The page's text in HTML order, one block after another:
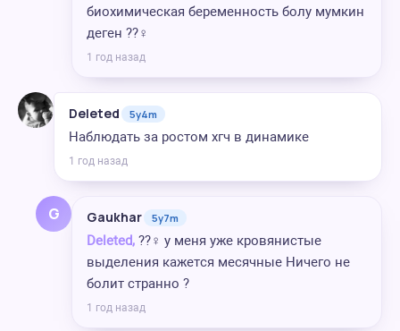
биохимическая беременность болу мумкин
деген ??‍♀️
1 год назад
Deleted 5y4m
Наблюдать за ростом хгч в динамике
1 год назад
G Gaukhar 5y7m
Deleted, ??‍♀️ у меня уже кровянистые
выделения кажется месячные Ничего не
болит странно ?
1 год назад